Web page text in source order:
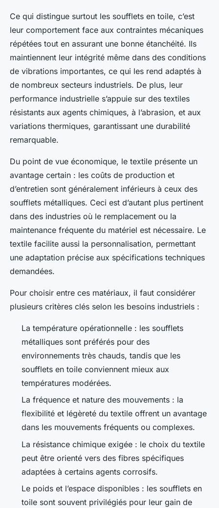
Ce qui distingue surtout les soufflets en toile, c’est
leur comportement face aux contraintes mécaniques
répétées tout en assurant une bonne étanchéité. Ils
maintiennent leur intégrité même dans des conditions
de vibrations importantes, ce qui les rend adaptés à
de nombreux secteurs industriels. De plus, leur
performance industrielle s’appuie sur des textiles
résistants aux agents chimiques, à l’abrasion, et aux
variations thermiques, garantissant une durabilité
remarquable.
Du point de vue économique, le textile présente un
avantage certain : les coûts de production et
d’entretien sont généralement inférieurs à ceux des
soufflets métalliques. Ceci est d’autant plus pertinent
dans des industries où le remplacement ou la
maintenance fréquente du matériel est nécessaire. Le
textile facilite aussi la personnalisation, permettant
une adaptation précise aux spécifications techniques
demandées.
Pour choisir entre ces matériaux, il faut considérer
plusieurs critères clés selon les besoins industriels :
La température opérationnelle : les soufflets
métalliques sont préférés pour des
environnements très chauds, tandis que les
soufflets en toile conviennent mieux aux
températures modérées.
La fréquence et nature des mouvements : la
flexibilité et légèreté du textile offrent un avantage
dans les mouvements fréquents ou complexes.
La résistance chimique exigée : le choix du textile
peut être orienté vers des fibres spécifiques
adaptées à certains agents corrosifs.
Le poids et l’espace disponibles : les soufflets en
toile sont souvent privilégiés pour leur gain de